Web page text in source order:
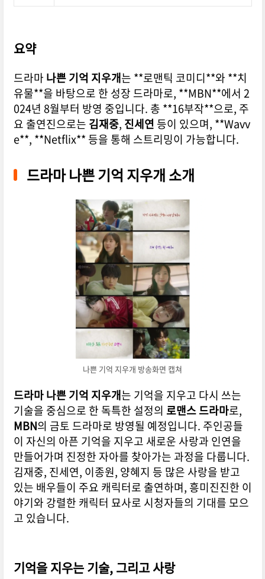
요약
드라마 나쁜 기억 지우개는 **로맨틱 코미디**와 **치
유물**을 바탕으로 한 성장 드라마로, **MBN**에서 2
024년 8월부터 방영 중입니다. 총 **16부작**으로, 주
요 출연진으로는 김재중, 진세연 등이 있으며, **Wavv
e**, **Netflix** 등을 통해 스트리밍이 가능합니다.
드라마 나쁜 기억 지우개 소개
나쁜 기억 지우개 방송화면 캡쳐
드라마 나쁜 기억 지우개는 기억을 지우고 다시 쓰는
기술을 중심으로 한 독특한 설정의 로맨스 드라마로,
MBN의 금토 드라마로 방영될 예정입니다. 주인공들
이 자신의 아픈 기억을 지우고 새로운 사랑과 인연을
만들어가며 진정한 자아를 찾아가는 과정을 다룹니다.
김재중, 진세연, 이종원, 양혜지 등 많은 사랑을 받고
있는 배우들이 주요 캐릭터로 출연하며, 흥미진진한 이
야기와 강렬한 캐릭터 묘사로 시청자들의 기대를 모으
고 있습니다.
기억을 지우는 기술, 그리고 사랑